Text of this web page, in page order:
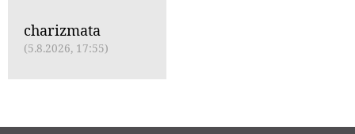
charizmata
(5.8.2026, 17:55)